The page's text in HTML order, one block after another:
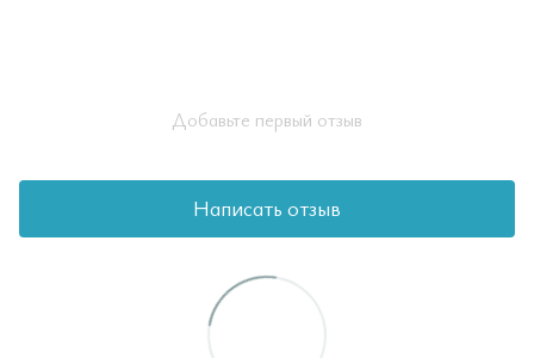
Добавьте первый отзыв
Написать отзыв